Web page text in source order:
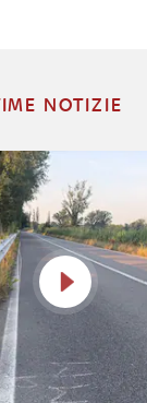
NOTIZIE